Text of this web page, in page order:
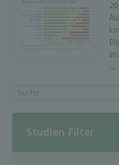
...
Studien Filter